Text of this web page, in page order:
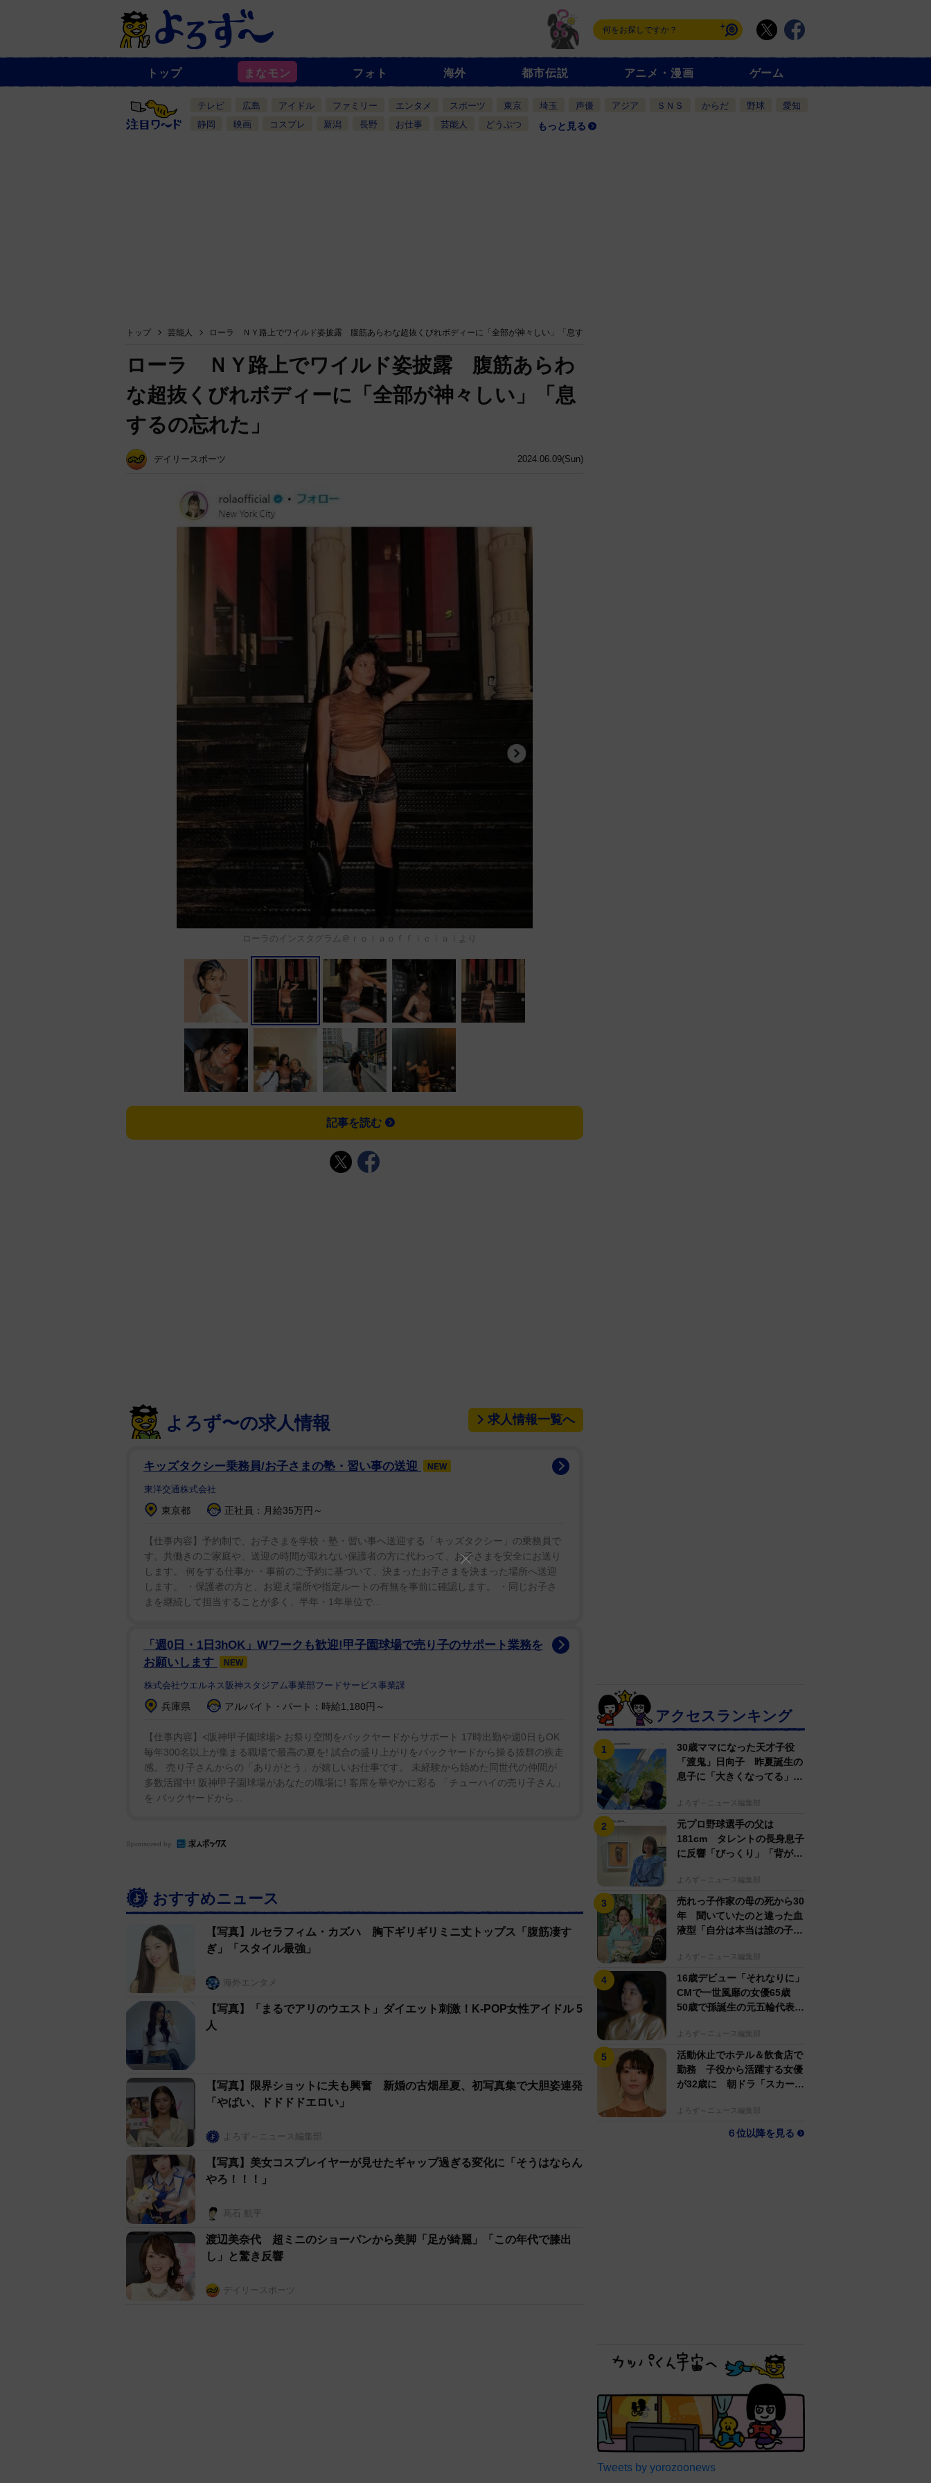
ュ
一
覧
トップ まなモン フォト 海外 都市伝説 アニメ・漫画 ゲーム
テレビ 広島 アイドル ファミリー エンタメ スポーツ 東京 埼玉 声優 アジア ＳＮＳ からだ 野球
愛知
静岡
映画 コスプレ 新潟 長野 お仕事 芸能人 どうぶつ もっと見る
トップ 芸能人 ローラ ＮＹ路上でワイルド姿披露 腹筋あらわな超抜くびれボディーに「全部が神々しい」「息す
2024.06.09(Sun)
ローラ ＮＹ路上でワイルド姿披露 腹筋あらわ
な超抜くびれボディーに「全部が神々しい」「息
するの忘れた」
デイリースポーツ
ローラのインスタグラム＠ｒｏｌａｏｆｆｉｃｉａｌより
記事を読む
よろず〜の求人情報 求人情報一覧へ
キッズタクシー乗務員/お子さまの塾・習い事の送迎 NEW
東洋交通株式会社
東京都 正社員：月給35万円～
【仕事内容】予約制で、お子さまを学校・塾・習い事へ送迎する「キッズタクシー」の乗務員で
す。共働きのご家庭や、送迎の時間が取れない保護者の方に代わって、お子さまを安全にお送り
します。 何をする仕事か ・事前のご予約に基づいて、決まったお子さまを決まった場所へ送迎
します。 ・保護者の方と、お迎え場所や指定ルートの有無を事前に確認します。 ・同じお子さ
まを継続して担当することが多く、半年・1年単位で...
「週0日・1日3hOK」Wワークも歓迎!甲子園球場で売り子のサポート業務を
お願いします
NEW
株式会社ウエルネス阪神スタジアム事業部フードサービス事業課
兵庫県 アルバイト・パート：時給1,180円～
【仕事内容】<阪神甲子園球場> お祭り空間をバックヤードからサポート 17時出勤や週0日もOK
毎年300名以上が集まる職場で最高の夏を! 試合の盛り上がりをバックヤードから操る抜群の疾走
感。 売り子さんからの「ありがとう」が嬉しいお仕事です。 未経験から始めた同世代の仲間が
多数活躍中! 阪神甲子園球場があなたの職場に! 客席を華やかに彩る 「チューハイの売り子さん」
を バックヤードから...
Sponsored by
おすすめニュース
【写真】ルセラフィム・カズハ 胸下ギリギリミニ丈トップス「腹筋凄す
ぎ」「スタイル最強」
海外エンタメ
【写真】「まるでアリのウエスト」ダイエット刺激！K-POP女性アイドル 5
人
【写真】限界ショットに夫も興奮 新婚の古畑星夏、初写真集で大胆姿連発
「やばい、ドドドドエロい」
よろず～ニュース編集部
【写真】美女コスプレイヤーが見せたギャップ過ぎる変化に「そうはならん
やろ！！！」
髙石 航平
渡辺美奈代 超ミニのショーパンから美脚「足が綺麗」「この年代で膝出
し」と驚き反響
デイリースポーツ
アクセスランキング
30歳ママになった天才子役
「渡鬼」日向子 昨夏誕生の
息子に「大きくなってる」愛
よろず～ニュース編集部
元プロ野球選手の父は
181cm タレントの長身息子
に反響「びっくり」「背が高
よろず～ニュース編集部
売れっ子作家の母の死から30
年 聞いていたのと違った血
液型「自分は本当は誰の子
よろず～ニュース編集部
16歳デビュー「それなりに」
CMで一世風靡の女優65歳
50歳で孫誕生の元五輪代表と
よろず～ニュース編集部
活動休止でホテル＆飲食店で
勤務 子役から活躍する女優
が32歳に 朝ドラ「スカーレ
よろず～ニュース編集部
６位以降を見る
Tweets by yorozoonews